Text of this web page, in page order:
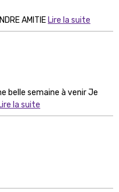
AMITIE Lire la suite
belle semaine à venir Je
la suite